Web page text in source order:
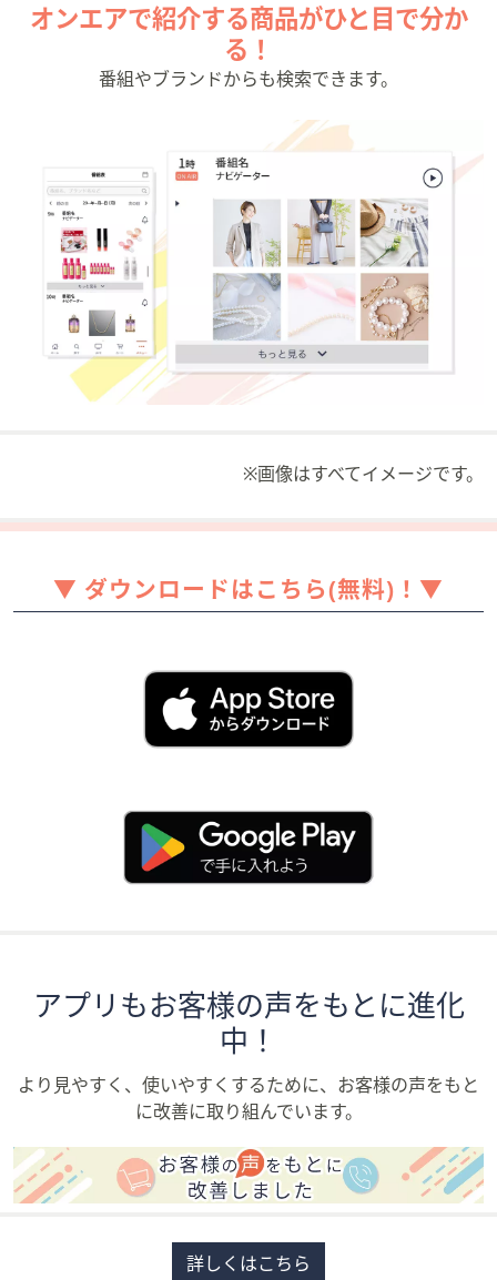
オンエアで紹介する商品がひと目で分か
る！
番組やブランドからも検索できます。
※画像はすべてイメージです。
▼ ダウンロードはこちら(無料)！▼
アプリもお客様の声をもとに進化
中！
より見やすく、使いやすくするために、お客様の声をもと
に改善に取り組んでいます。
詳しくはこちら